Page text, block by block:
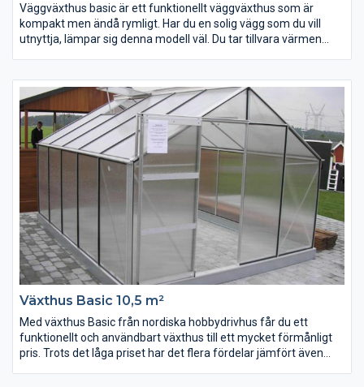
Väggväxthus basic är ett funktionellt väggväxthus som är
kompakt men ändå rymligt. Har du en solig vägg som du vill
utnyttja, lämpar sig denna modell väl. Du tar tillvara värmen
uppleva utrymmet överraskande stort.
Växthus Basic 10,5 m²
Med växthus Basic från nordiska hobbydrivhus får du ett
funktionellt och användbart växthus till ett mycket förmånligt
pris. Trots det låga priset har det flera fördelar jämfört även